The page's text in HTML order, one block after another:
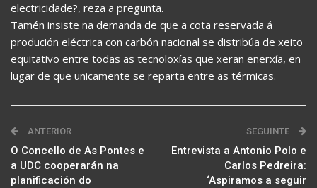
electricidade?, reza a pregunta.
Tamén insiste na demanda de que a cota reservada á
produción eléctrica con carbón nacional se distribúa de xeito
equitativo entre todas as tecnoloxías que xeran enerxía, en
lugar de que unicamente se reparta entre as térmicas.
ANTERIOR
O Concello de As Pontes e
a UDC cooperarán na
planificación do
SEGUINTE
Entrevista a Antonio Polo e
Carlos Pedreira:
‘Aspiramos a seguir